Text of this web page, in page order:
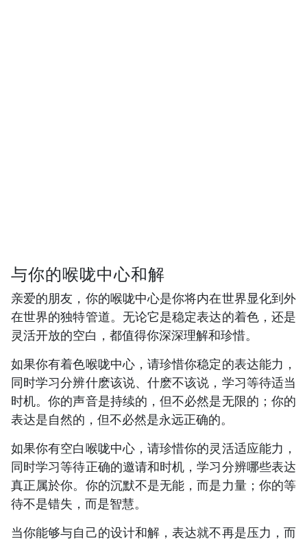
与你的喉咙中心和解
亲爱的朋友，你的喉咙中心是你将内在世界显化到外
在世界的独特管道。无论它是稳定表达的着色，还是
灵活开放的空白，都值得你深深理解和珍惜。
如果你有着色喉咙中心，请珍惜你稳定的表达能力，
同时学习分辨什麽该说、什麽不该说，学习等待适当
时机。你的声音是持续的，但不必然是无限的；你的
表达是自然的，但不必然是永远正确的。
如果你有空白喉咙中心，请珍惜你的灵活适应能力，
同时学习等待正确的邀请和时机，学习分辨哪些表达
真正属於你。你的沉默不是无能，而是力量；你的等
待不是错失，而是智慧。
当你能够与自己的设计和解，表达就不再是压力，而